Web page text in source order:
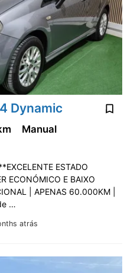
Dynamic
atrás
Manual
ESTADO
ECONÓMICO E BAIXO
| APENAS 60.000KM |
…